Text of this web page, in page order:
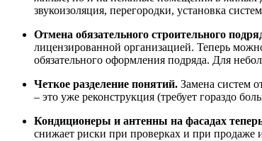
звукоизоляция, перегородки, установка
Отмена обязательного строительного
лицензированной организацией. Теперь
обязательного оформления подряда. Для
Четкое разделение понятий. Замена систем
– это уже реконструкция (требует гораздо
Кондиционеры и антенны на фасадах
снижает риски при проверках и при продаже